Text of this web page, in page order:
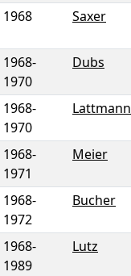
1968
Saxer
1968-
1970
Dubs
1968-
1970
Lattmann
1968-
1971
Meier
1968-
1972
Bucher
1968-
1989
Lutz